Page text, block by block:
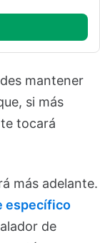
mantener
si más
tocará
más adelante.
específico
de